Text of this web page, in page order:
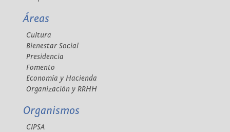
Áreas
Cultura
Bienestar Social
Presidencia
Fomento
Economía y Hacienda
Organización y RRHH
Organismos
CIPSA